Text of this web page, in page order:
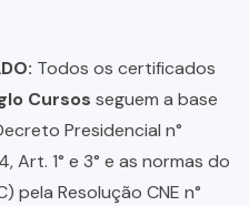
Todos os certificados
Cursos seguem a base
Presidencial n°
Art. 1° e 3° e as normas do
pela Resolução CNE n°